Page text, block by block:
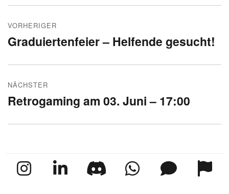
VORHERIGER
Vorheriger
Graduiertenfeier – Helfende gesucht!
NÄCHSTER
Nächster
Retrogaming am 03. Juni – 17:00